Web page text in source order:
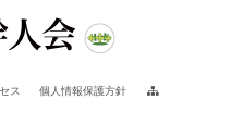
ス 個人情報保護方針